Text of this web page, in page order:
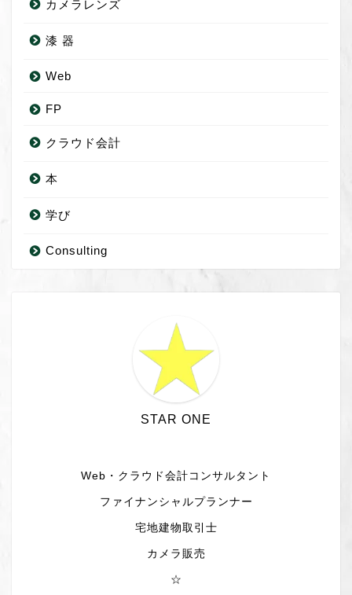
カメラレンズ
漆 器
Web
FP
クラウド会計
本
学び
Consulting
STAR ONE
Web・クラウド会計コンサルタント
ファイナンシャルプランナー
宅地建物取引士
カメラ販売
☆